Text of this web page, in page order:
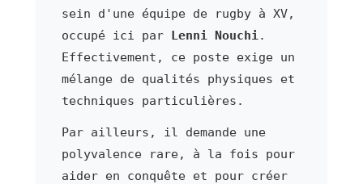
sein d'une équipe de rugby à XV,
occupé ici par Lenni Nouchi.
Effectivement, ce poste exige un
mélange de qualités physiques et
techniques particulières.
Par ailleurs, il demande une
polyvalence rare, à la fois pour
aider en conquête et pour créer